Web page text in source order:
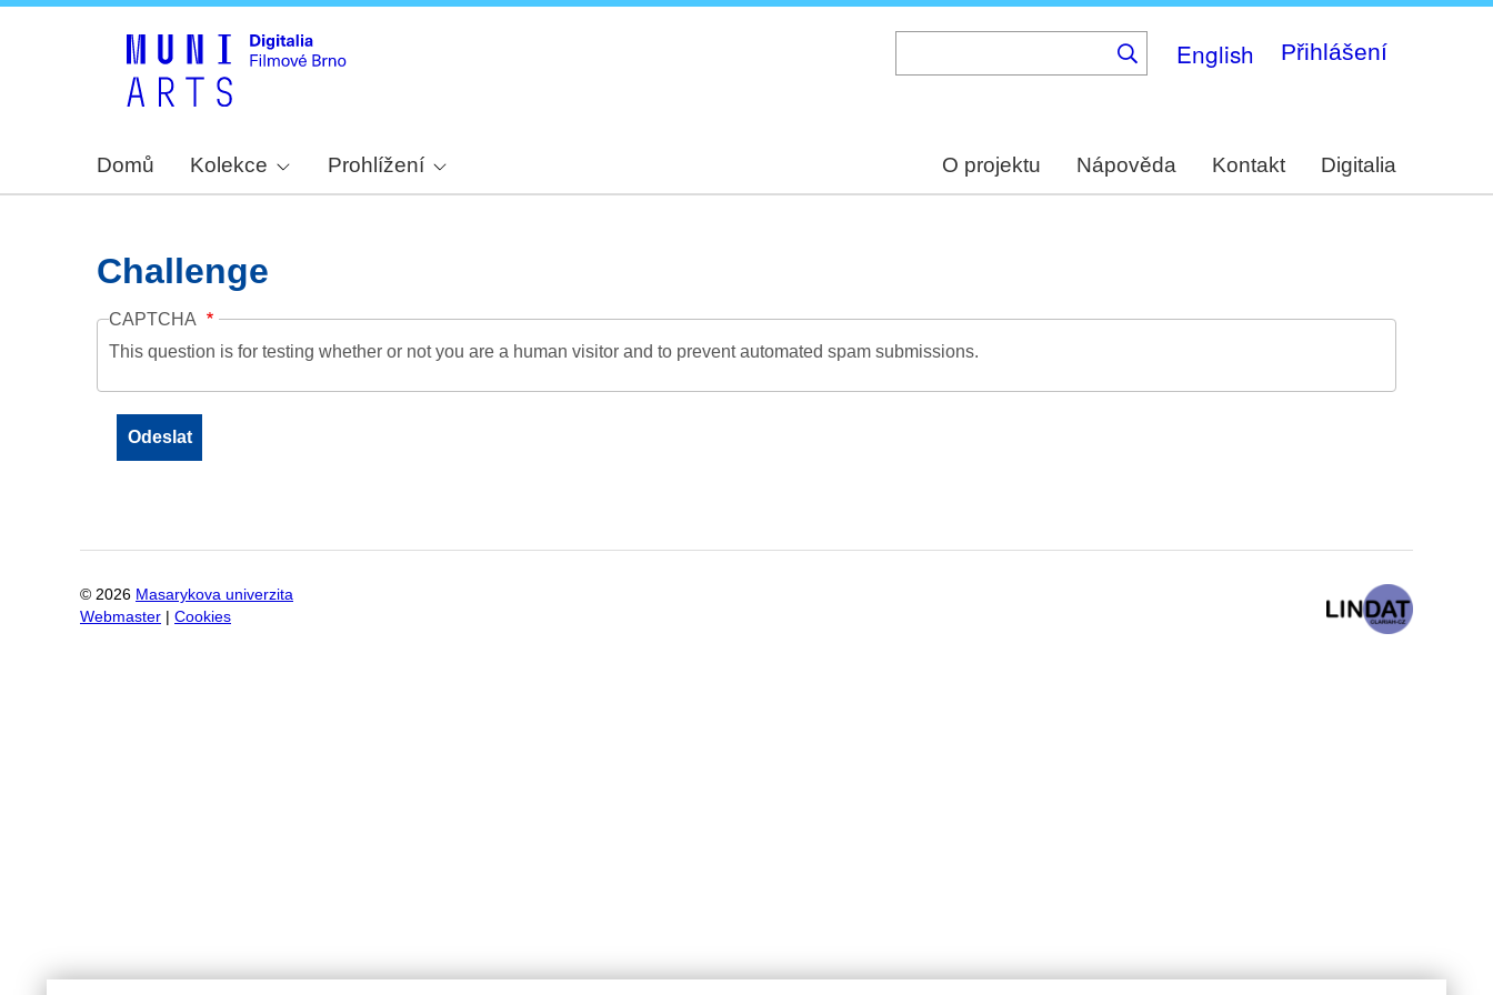
English Přihlášení
Domů Kolekce Prohlížení O projektu Nápověda Kontakt Digitalia
Challenge
CAPTCHA
This question is for testing whether or not you are a human visitor and to prevent automated spam submissions.
© 2026 Masarykova univerzita
Webmaster
Cookies